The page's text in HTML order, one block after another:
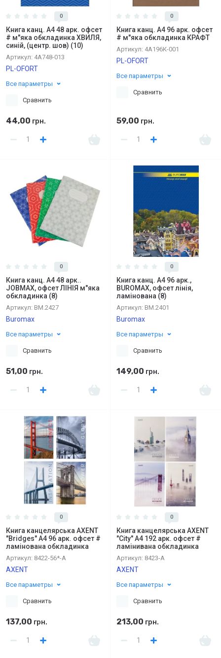
0
Книга канц. А4 48 арк. офсет
# м"яка обкладинка ХВИЛЯ,
синій, (центр. шов) (10)
Артикул: 4А748-013
PL-OFORT
Все параметры
Сравнить
44,00 грн.
0
Книга канц. А4 96 арк. офсет
# м"яка обкладинка КРАФТ
Артикул: 4А196К-001
PL-OFORT
Все параметры
Сравнить
59,00 грн.
0
Книга канц. А4 48 арк..
JOBMAX, офсет ЛІНІЯ м"яка
обкладинка (8)
Артикул: BM.2427
Buromax
Все параметры
Сравнить
51,00 грн.
0
Книга канц. А4 96 арк.,
BUROMAX, офсет лінія,
ламінована (8)
Артикул: BM.2401
Buromax
Все параметры
Сравнить
149,00 грн.
0
Книга канцелярська AXENT
"Bridges" А4 96 арк. офсет #
ламінована обкладинка
Артикул: 8422-56*-A
AXENT
Все параметры
Сравнить
137,00 грн.
0
Книга канцелярська AXENT
"City" А4 192 арк. офсет #
ламінивана обкладинка
Артикул: 8423-А
AXENT
Все параметры
Сравнить
213,00 грн.